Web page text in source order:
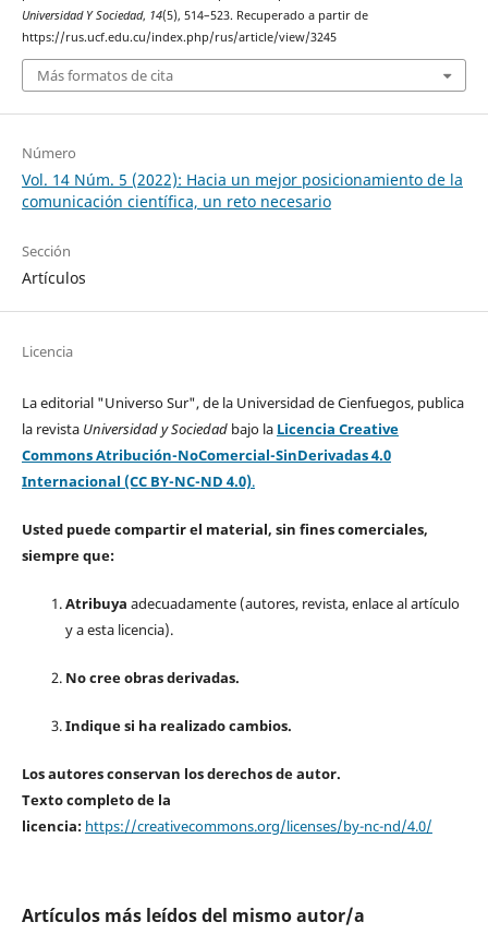
Universidad Y Sociedad, 14(5), 514–523. Recuperado a partir de
https://rus.ucf.edu.cu/index.php/rus/article/view/3245
Más formatos de cita
Número
Vol. 14 Núm. 5 (2022): Hacia un mejor posicionamiento de la
comunicación científica, un reto necesario
Sección
Artículos
Licencia
La editorial "Universo Sur", de la Universidad de Cienfuegos, publica
la revista Universidad y Sociedad bajo la Licencia Creative
Commons Atribución-NoComercial-SinDerivadas 4.0
Internacional (CC BY-NC-ND 4.0).
Usted puede compartir el material, sin fines comerciales,
siempre que:
Atribuya adecuadamente (autores, revista, enlace al artículo
y a esta licencia).
No cree obras derivadas.
Indique si ha realizado cambios.
Los autores conservan los derechos de autor.
Texto completo de la
licencia: https://creativecommons.org/licenses/by-nc-nd/4.0/
Artículos más leídos del mismo autor/a